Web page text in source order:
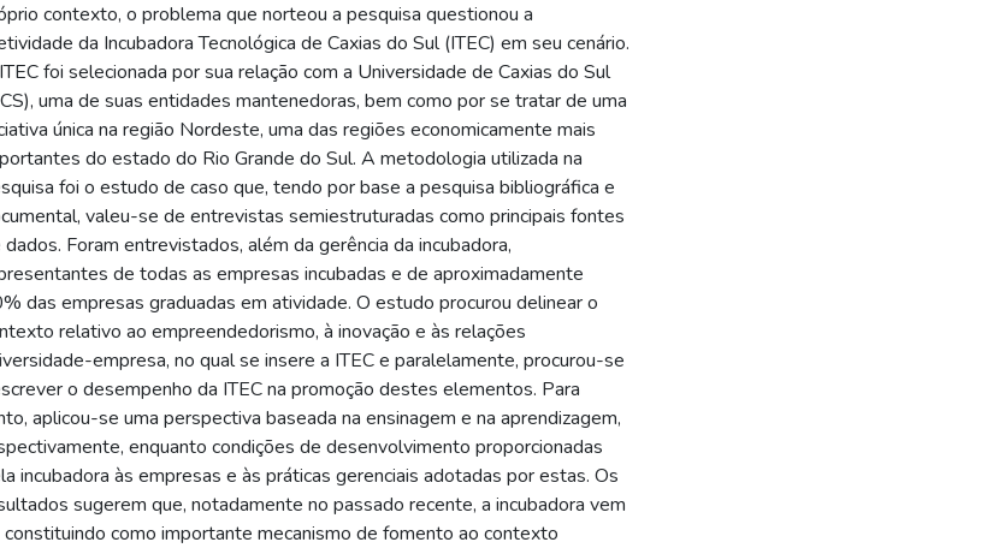
contexto, o problema que norteou a pesquisa questionou a
da Incubadora Tecnológica de Caxias do Sul (ITEC) em seu cenário.
foi selecionada por sua relação com a Universidade de Caxias do Sul
uma de suas entidades mantenedoras, bem como por se tratar de uma
única na região Nordeste, uma das regiões economicamente mais
do estado do Rio Grande do Sul. A metodologia utilizada na
foi o estudo de caso que, tendo por base a pesquisa bibliográfica e
valeu-se de entrevistas semiestruturadas como principais fontes
dados. Foram entrevistados, além da gerência da incubadora,
de todas as empresas incubadas e de aproximadamente
das empresas graduadas em atividade. O estudo procurou delinear o
relativo ao empreendedorismo, à inovação e às relações
empresa, no qual se insere a ITEC e paralelamente, procurou-se
o desempenho da ITEC na promoção destes elementos. Para
aplicou-se uma perspectiva baseada na ensinagem e na aprendizagem,
enquanto condições de desenvolvimento proporcionadas
incubadora às empresas e às práticas gerenciais adotadas por estas. Os
sugerem que, notadamente no passado recente, a incubadora vem
constituindo como importante mecanismo de fomento ao contexto